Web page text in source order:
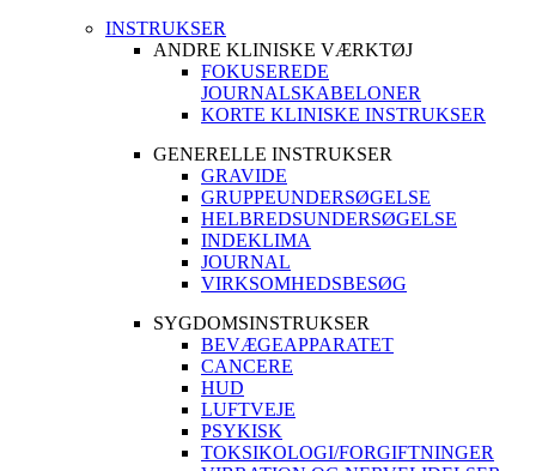
INSTRUKSER
ANDRE KLINISKE VÆRKTØJ
FOKUSEREDE
JOURNALSKABELONER
KORTE KLINISKE INSTRUKSER
GENERELLE INSTRUKSER
GRAVIDE
GRUPPEUNDERSØGELSE
HELBREDSUNDERSØGELSE
INDEKLIMA
JOURNAL
VIRKSOMHEDSBESØG
SYGDOMSINSTRUKSER
BEVÆGEAPPARATET
CANCERE
HUD
LUFTVEJE
PSYKISK
TOKSIKOLOGI/FORGIFTNINGER